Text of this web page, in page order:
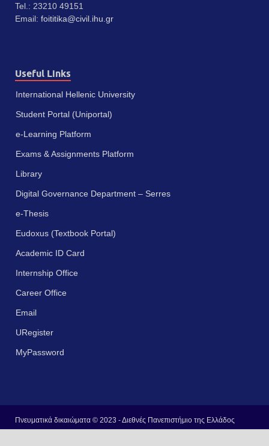
Tel.: 23210 49151
Email: foititika@civil.ihu.gr
Useful Links
International Hellenic University
Student Portal (Uniportal)
e-Learning Platform
Exams & Assignments Platform
Library
Digital Governance Department – Serres
e-Thesis
Eudoxus (Textbook Portal)
Academic ID Card
Internship Office
Career Office
Email
URegister
MyPassword
Πνευματικά δικαιώματα © 2023 - Διεθνές Πανεπιστήμιο της Ελλάδος